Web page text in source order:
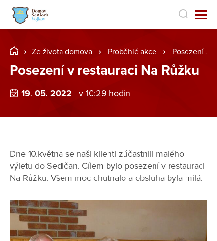
Ze života domova Proběhlé akce Posezení v restauraci Na Růžku
Posezení v restauraci Na Růžku
19. 05. 2022 v 10:29 hodin
Dne 10.května se naši klienti zúčastnili malého
výletu do Sedlčan. Cílem bylo posezení v restauraci
Na Růžku. Všem moc chutnalo a obsluha byla milá.